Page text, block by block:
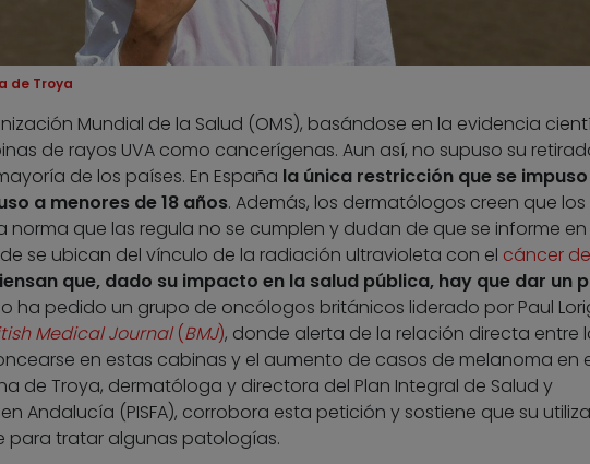
de Troya
Mundial de la Salud (OMS), basándose en la evidencia
de rayos UVA como cancerígenas. Aun así, no supuso su
de los países. En España la única restricción que se
a menores de 18 años. Además, los dermatólogos creen que
norma que las regula no se cumplen y dudan de que se informe
se ubican del vínculo de la radiación ultravioleta con el cáncer
que, dado su impacto en la salud pública, hay que dar un
ha pedido un grupo de oncólogos británicos liderado por Paul
Medical Journal(BMJ), donde alerta de la relación directa entre
en estas cabinas y el aumento de casos de melanoma en
de Troya, dermatóloga y directora del Plan Integral de Salud y
Andalucía (PISFA), corrobora esta petición y sostiene que su
para tratar algunas patologías.